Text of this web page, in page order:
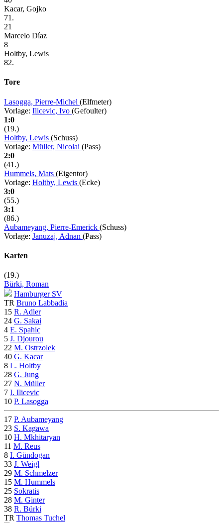
Kacar, Gojko
71.
21
Marcelo Díaz
8
Holtby, Lewis
82.
Tore
Lasogga, Pierre-Michel (Elfmeter)
Vorlage: Ilicevic, Ivo (Gefoulter)
1:0
(19.)
Holtby, Lewis (Schuss)
Vorlage: Müller, Nicolai (Pass)
2:0
(41.)
Hummels, Mats (Eigentor)
Vorlage: Holtby, Lewis (Ecke)
3:0
(55.)
3:1
(86.)
Aubameyang, Pierre-Emerick (Schuss)
Vorlage: Januzaj, Adnan (Pass)
Karten
(19.)
Bürki, Roman
Hamburger SV
TR Bruno Labbadia
15 R. Adler
24 G. Sakai
4 E. Spahic
5 J. Djourou
22 M. Ostrzolek
40 G. Kacar
8 L. Holtby
28 G. Jung
27 N. Müller
7 I. Ilicevic
10 P. Lasogga
17 P. Aubameyang
23 S. Kagawa
10 H. Mkhitaryan
11 M. Reus
8 I. Gündogan
33 J. Weigl
29 M. Schmelzer
15 M. Hummels
25 Sokratis
28 M. Ginter
38 R. Bürki
TR Thomas Tuchel